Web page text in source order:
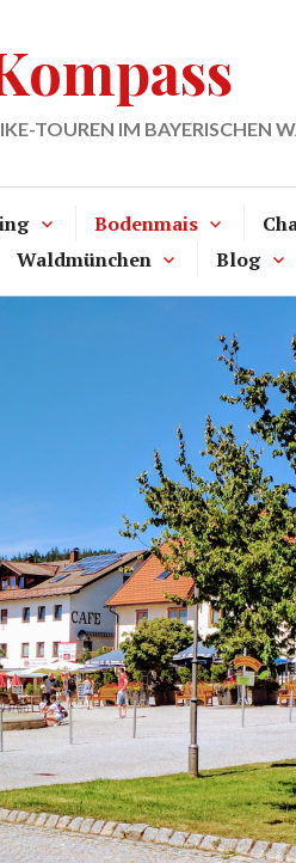
TOUREN IM BAYERISCHEN
Bodenmais
Waldmünchen Blog